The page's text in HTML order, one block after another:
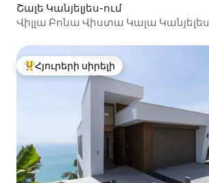
Շալե Կանյելյես-ում
Վիլլա Բոնա Վիստա Կալա Կանյելես
Հյուրերի սիրելի լավագույն տները
Հյուրերի սիրելի